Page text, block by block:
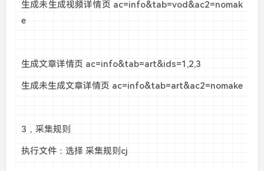
生成未生成视频详情页 ac=info&tab=vod&ac2=nomak
e
生成文章详情页 ac=info&tab=art&ids=1,2,3
生成未生成文章详情页 ac=info&tab=art&ac2=nomake
3，采集规则
执行文件：选择 采集规则cj